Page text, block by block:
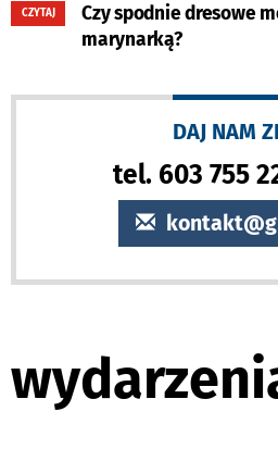
CZYTAJ
Czy spodnie dresowe
marynarką?
DAJ NAM
tel. 603 755